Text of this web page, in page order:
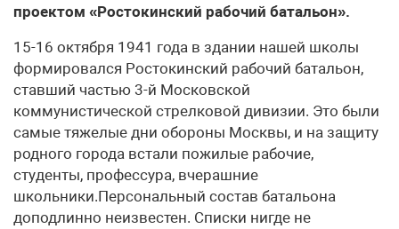
проектом «Ростокинский рабочий батальон».
15-16 октября 1941 года в здании нашей школы
формировался Ростокинский рабочий батальон,
ставший частью 3-й Московской
коммунистической стрелковой дивизии. Это были
самые тяжелые дни обороны Москвы, и на защиту
родного города встали пожилые рабочие,
студенты, профессура, вчерашние
школьники.Персональный состав батальона
доподлинно неизвестен. Списки нигде не